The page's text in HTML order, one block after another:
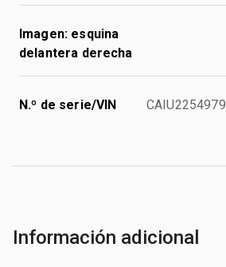
Imagen: esquina
delantera derecha
N.º de serie/VIN CAIU2254979
Información adicional